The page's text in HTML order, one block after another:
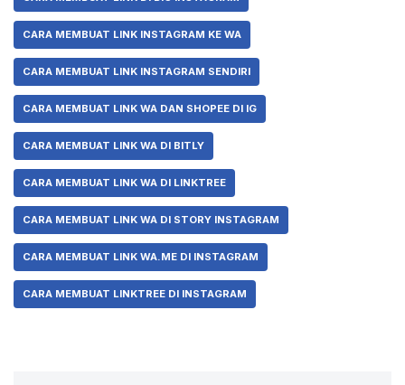
CARA MEMBUAT LINK INSTAGRAM KE WA
CARA MEMBUAT LINK INSTAGRAM SENDIRI
CARA MEMBUAT LINK WA DAN SHOPEE DI IG
CARA MEMBUAT LINK WA DI BITLY
CARA MEMBUAT LINK WA DI LINKTREE
CARA MEMBUAT LINK WA DI STORY INSTAGRAM
CARA MEMBUAT LINK WA.ME DI INSTAGRAM
CARA MEMBUAT LINKTREE DI INSTAGRAM